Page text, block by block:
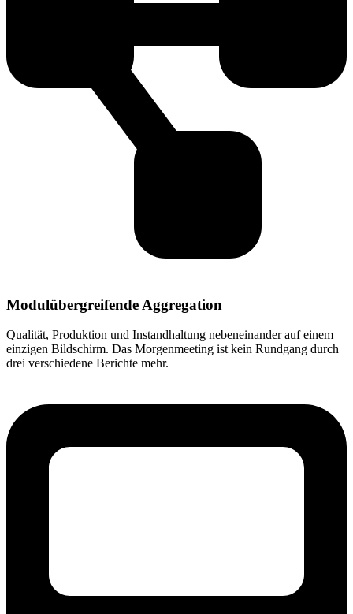
Modulübergreifende Aggregation
Qualität, Produktion und Instandhaltung nebeneinander auf einem
einzigen Bildschirm. Das Morgenmeeting ist kein Rundgang durch
drei verschiedene Berichte mehr.